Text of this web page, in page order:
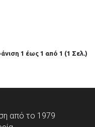
1 έως 1 από 1 (1 Σελ.)
από το 1979